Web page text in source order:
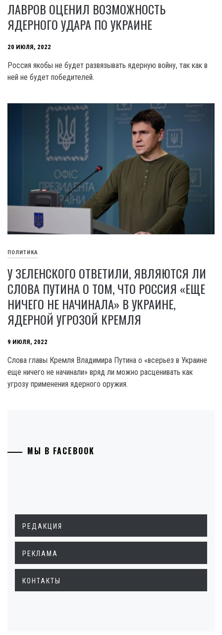
ЛАВРОВ ОЦЕНИЛ ВОЗМОЖНОСТЬ
ЯДЕРНОГО УДАРА ПО УКРАИНЕ
20 ИЮЛЯ, 2022
Россия якобы не будет развязывать ядерную войну, так как в
ней не будет победителей.
ПОЛИТИКА
У ЗЕЛЕНСКОГО ОТВЕТИЛИ, ЯВЛЯЮТСЯ ЛИ
СЛОВА ПУТИНА О ТОМ, ЧТО РОССИЯ «ЕЩЕ
НИЧЕГО НЕ НАЧИНАЛА» В УКРАИНЕ,
ЯДЕРНОЙ УГРОЗОЙ КРЕМЛЯ
9 ИЮЛЯ, 2022
Слова главы Кремля Владимира Путина о «всерьез в Украине
еще ничего не начинали» вряд ли можно расценивать как
угрозу применения ядерного оружия.
МЫ В FACEBOOK
РЕДАКЦИЯ
РЕКЛАМА
КОНТАКТЫ